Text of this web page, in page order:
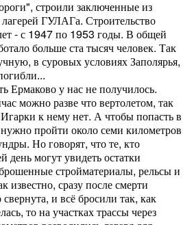
строили заключенные из
ГУЛАГа. Строительство
- с 1947 по 1953 годы. В общей
больше ста тысяч человек. Так
в суровых условиях Заполярья,
Ермаково у нас не получилось.
можно разве что вертолетом, так
к нему нет. А чтобы попасть в
пройти около семи километров
Но говорят, что те, кто
день могут увидеть остатки
стройматериалы, рельсы и
известно, сразу после смерти
и всё бросили так, как
то на участках трассы через